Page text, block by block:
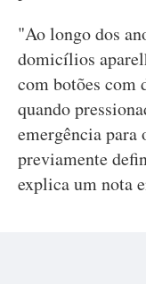
"Ao longo dos
domicílios
com botões com
quando
emergência
previamente
explica um nota